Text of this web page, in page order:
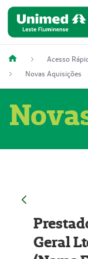
Acesso
Novas Aquisições
Geral